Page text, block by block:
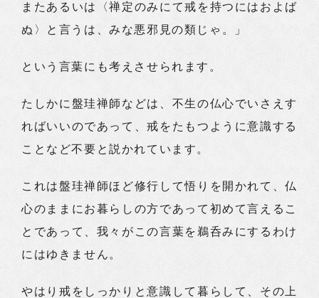
またあるいは〈禅定のみにて戒を持つにはおよば
ぬ〉と言うは、みな悪邪見の類じゃ。」
という言葉にも考えさせられます。
たしかに盤珪禅師などは、不生の仏心でいさえす
ればいいのであって、戒をたもつように意識する
ことなど不要と説かれています。
これは盤珪禅師ほど修行して悟りを開かれて、仏
心のままにお暮らしの方であって初めて言えるこ
とであって、我々がこの言葉を鵜呑みにするわけ
にはゆきません。
やはり戒をしっかりと意識して暮らして、その上